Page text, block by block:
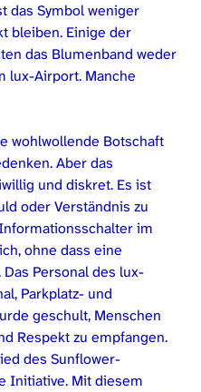
das Symbol weniger
bleiben. Einige der
das Blumenband weder
lux-Airport. Manche
wohlwollende Botschaft
Aber das
und diskret. Es ist
oder Verständnis zu
im
ohne dass eine
Personal des lux-
Parkplatz- und
geschult, Menschen
Respekt zu empfangen.
des Sunflower-
Initiative. Mit diesem